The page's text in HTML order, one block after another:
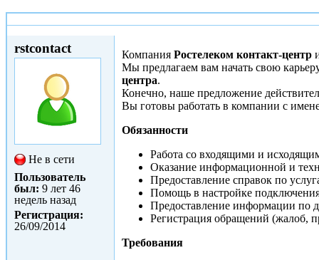
rstcontact
Не в сети
Пользователь
был: 9 лет 46
недель назад
Регистрация:
26/09/2014
Компания Ростелеком контакт-центр
Мы предлагаем вам начать свою
центра.
Конечно, наше предложение
Вы готовы работать в компании с
Обязанности
Работа со входящими и
Оказание информационной и
Предоставление справок по
Помощь в настройке
Предоставление информации по
Регистрация обращений (жалоб,
Требования